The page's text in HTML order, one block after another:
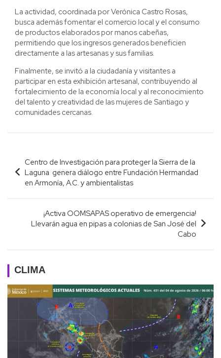
La actividad, coordinada por Verónica Castro Rosas,
busca además fomentar el comercio local y el consumo
de productos elaborados por manos cabeñas,
permitiendo que los ingresos generados beneficien
directamente a las artesanas y sus familias.
Finalmente, se invitó a la ciudadanía y visitantes a
participar en esta exhibición artesanal, contribuyendo al
fortalecimiento de la economía local y al reconocimiento
del talento y creatividad de las mujeres de Santiago y
comunidades cercanas.
Navegación
de
entradas
Centro de Investigación para proteger la Sierra de la
Laguna genera diálogo entre Fundación Hermandad
en Armonía, A.C. y ambientalistas
¡Activa OOMSAPAS operativo de emergencia!
Llevarán agua en pipas a colonias de San José del
Cabo
CLIMA